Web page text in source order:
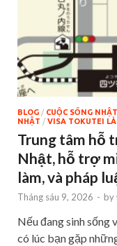
BLOG / CUỘC SỐNG NHẬT
NHẬT / VISA TOKUTEI LÀ
Trung tâm hỗ
Nhật, hỗ trợ
làm, và pháp
Tháng sáu 9, 2026 - by
Nếu đang sinh sống
có lúc bạn gặp